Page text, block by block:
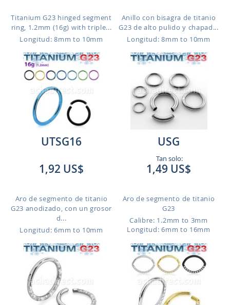
Titanium G23 hinged segment
ring, 1.2mm (16g) with triple...
Longitud: 8mm to 10mm
Anillo con bisagra de titanio
G23 de alto pulido y chapad...
Longitud: 8mm to 10mm
UTSG16
1,92 US$
Aro de segmento de titanio
G23 anodizado, con un grosor
d...
Longitud: 6mm to 10mm
USG
Tan solo:
1,49 US$
Aro de segmento de titanio
G23
Calibre: 1.2mm to 3mm
Longitud: 6mm to 16mm